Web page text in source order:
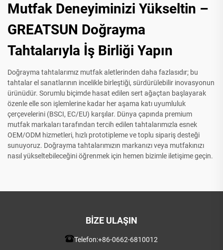
Mutfak Deneyiminizi Yükseltin –
GREATSUN Doğrayma
Tahtalarıyla İş Birliği Yapın
Doğrayma tahtalarımız mutfak aletlerinden daha fazlasıdır; bu
tahtalar el sanatlarının incelikle birleştiği, sürdürülebilir inovasyonun
ürünüdür. Sorumlu biçimde hasat edilen sert ağaçtan başlayarak
özenle elle son işlemlerine kadar her aşama katı uyumluluk
çerçevelerini (BSCI, EC/EU) karşılar. Dünya çapında premium
mutfak markaları tarafından tercih edilen tahtalarımızla esnek
OEM/ODM hizmetleri, hızlı prototipleme ve toplu sipariş desteği
sunuyoruz. Doğrayma tahtalarımızın markanızı veya mutfakınızı
nasıl yükseltebileceğini öğrenmek için hemen bizimle iletişime geçin.
BIZE ULAŞIN
Telefon:+86-0662-6810012